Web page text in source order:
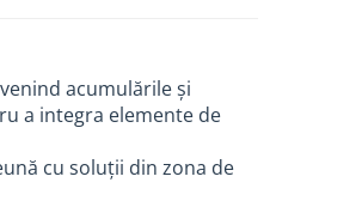
acumulările și
a integra elemente de
cu soluții din zona de